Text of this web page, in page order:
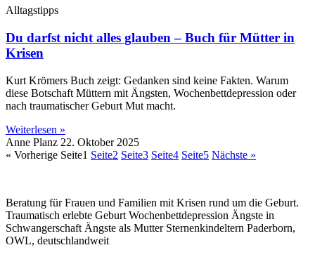
Alltagstipps
Du darfst nicht alles glauben – Buch für Mütter in
Krisen
Kurt Krömers Buch zeigt: Gedanken sind keine Fakten. Warum
diese Botschaft Müttern mit Ängsten, Wochenbettdepression oder
nach traumatischer Geburt Mut macht.
Weiterlesen »
Anne Planz 22. Oktober 2025
« Vorherige Seite1 Seite2 Seite3 Seite4 Seite5 Nächste »
Beratung für Frauen und Familien mit Krisen rund um die Geburt.
Traumatisch erlebte Geburt Wochenbettdepression Ängste in
Schwangerschaft Ängste als Mutter Sternenkindeltern Paderborn,
OWL, deutschlandweit